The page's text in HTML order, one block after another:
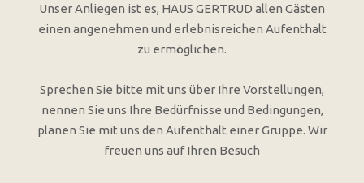
Unser Anliegen ist es, HAUS GERTRUD allen Gästen
einen angenehmen und erlebnisreichen Aufenthalt
zu ermöglichen.
Sprechen Sie bitte mit uns über Ihre Vorstellungen,
nennen Sie uns Ihre Bedürfnisse und Bedingungen,
planen Sie mit uns den Aufenthalt einer Gruppe. Wir
freuen uns auf Ihren Besuch